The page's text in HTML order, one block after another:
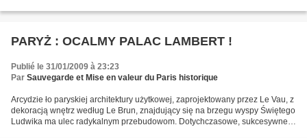
を受けているランベール館において予定されている改築に対して厳然たる異
であるのみならず、当時の傑出した芸術家ルブラン、ルシュウールらとの共
掛け替えのない殆ど唯一の邸宅である。...
PARYŻ : OCALMY PALAC LAMBERT !
Publié le 31/01/2009 à 23:23
Par Sauvegarde et Mise en valeur du Paris historique
Arcydzie ło paryskiej architektury użytkowej, zaprojektowany przez Le Vau, z
dekoracją wnętrz według Le Brun, znajdujący się na brzegu wyspy Świętego
Ludwika ma ulec radykalnym przebudowom. Dotychczasowe, sukcesywne